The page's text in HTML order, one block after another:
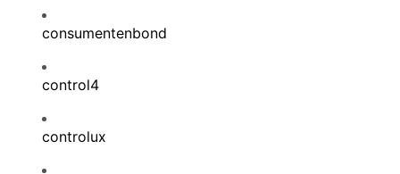
consumentenbond
control4
controlux